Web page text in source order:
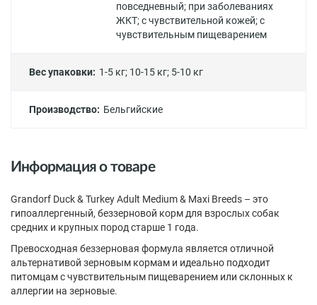
повседневный; при заболеваниях
ЖКТ;с чувствительной кожей;с
чувствительным пищеварением
Вес упаковки: 1-5 кг; 10-15 кг; 5-10 кг
Производство: Бельгийские
Информация о товаре
Grandorf Duck & Turkey Adult Medium & Maxi Breeds – это
гипоаллергенный, беззерновой корм для взрослых собак
средних и крупных пород старше 1 года.
Превосходная беззерновая формула является отличной
альтернативой зерновым кормам и идеально подходит
питомцам с чувствительным пищеварением или склонных к
аллергии на зерновые.